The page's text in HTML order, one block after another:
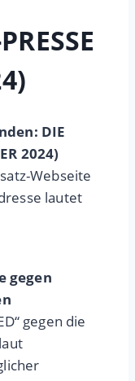
DIE
2024)
Webseite
lautet
gegen
gegen die